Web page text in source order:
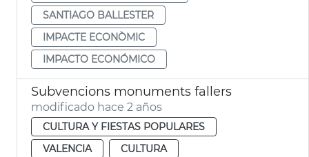
SANTIAGO BALLESTER
IMPACTE ECONÒMIC
IMPACTO ECONÓMICO
Subvencions monuments fallers
modificado hace 2 años
CULTURA Y FIESTAS POPULARES
VALENCIA
CULTURA